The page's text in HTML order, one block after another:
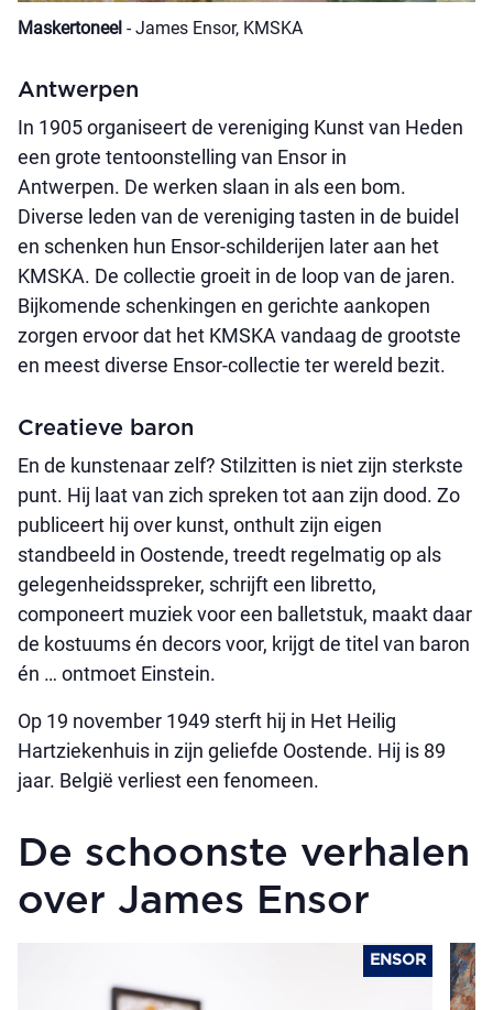
Maskertoneel - James Ensor, KMSKA
Antwerpen
In 1905 organiseert de vereniging Kunst van Heden
een grote tentoonstelling van Ensor in
Antwerpen. De werken slaan in als een bom.
Diverse leden van de vereniging tasten in de buidel
en schenken hun Ensor-schilderijen later aan het
KMSKA. De collectie groeit in de loop van de jaren.
Bijkomende schenkingen en gerichte aankopen
zorgen ervoor dat het KMSKA vandaag de grootste
en meest diverse Ensor-collectie ter wereld bezit.
Creatieve baron
En de kunstenaar zelf? Stilzitten is niet zijn sterkste
punt. Hij laat van zich spreken tot aan zijn dood. Zo
publiceert hij over kunst, onthult zijn eigen
standbeeld in Oostende, treedt regelmatig op als
gelegenheidsspreker, schrijft een libretto,
componeert muziek voor een balletstuk, maakt daar
de kostuums én decors voor, krijgt de titel van baron
én … ontmoet Einstein.
Op 19 november 1949 sterft hij in Het Heilig
Hartziekenhuis in zijn geliefde Oostende. Hij is 89
jaar. België verliest een fenomeen.
De schoonste verhalen
over James Ensor
ENSOR